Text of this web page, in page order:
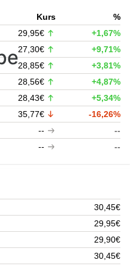
Kurs
%
29,95€
+1,67%
27,30€
+9,71%
28,85€
+3,81%
28,56€
+4,87%
28,43€
+5,34%
35,77€
-16,26%
--
--
-- --
30,45€
29,95€
29,90€
30,45€